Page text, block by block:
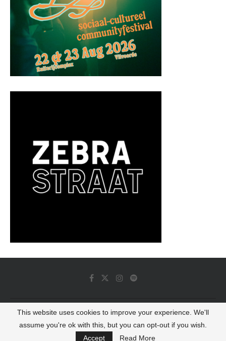
© 2022 - Luminous Dash All Rights Reserved
BACK TO TOP
This website uses cookies to improve your experience. We'll
assume you're ok with this, but you can opt-out if you wish.
Accept
Read More